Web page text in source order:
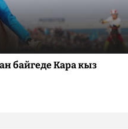
байгеде Кара кыз